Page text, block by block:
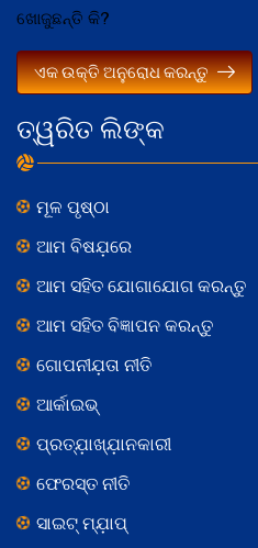
ତ୍ୱରିତ ଲିଙ୍କ
ମୂଳ ପୃଷ୍ଠା
ଆମ ବିଷଯ଼ରେ
ଆମ ସହିତ ଯୋଗାଯୋଗ କରନ୍ତୁ
ଆମ ସହିତ ବିଜ୍ଞାପନ କରନ୍ତୁ
ଗୋପନୀଯ଼ତା ନୀତି
ଆର୍କାଇଭ୍
ପ୍ରତ୍ଯ଼ାଖ୍ଯ଼ାନକାରୀ
ଫେରସ୍ତ ନୀତି
ସାଇଟ୍ ମ୍ଯ଼ାପ୍
ଖୋଜୁଛନ୍ତି କି?
ଏକ ଉକ୍ତି ଅନୁରୋଧ କରନ୍ତୁ